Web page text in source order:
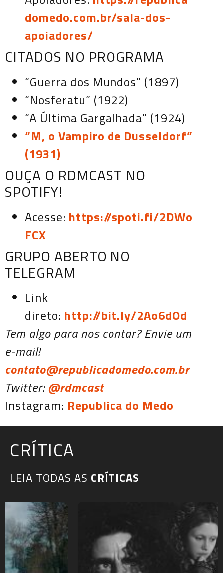
domedo.com.br/sala-dos-
apoiadores/
CITADOS NO PROGRAMA
“Guerra dos Mundos” (1897)
“Nosferatu” (1922)
“A Última Gargalhada” (1924)
“M, o Vampiro de Dusseldorf”
(1931)
OUÇA O RDMCAST NO
SPOTIFY!
Acesse: https://spoti.fi/2DWo
FCX
GRUPO ABERTO NO
TELEGRAM
Link
direto: http://bit.ly/2Ao6dOd
Tem algo para nos contar? Envie um
e-mail!
contato@republicadomedo.com.br
Twitter:@rdmcast
Instagram: Republica do Medo
CRÍTICA
LEIA TODAS AS CRÍTICAS​